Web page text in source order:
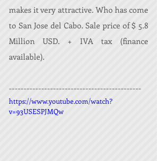
makes it very attractive. Who has come
to San Jose del Cabo. Sale price of $ 5.8
Million USD. + IVA tax (finance
available).
---------------------------------------------
https://www.youtube.com/watch?
v=93USESPJMQw